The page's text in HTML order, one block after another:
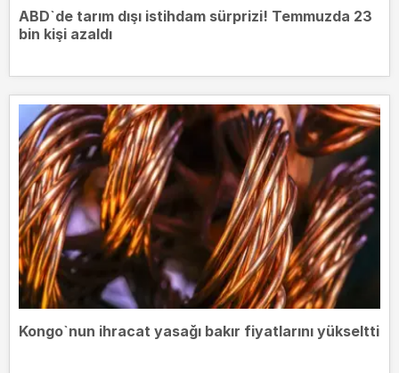
ABD`de tarım dışı istihdam sürprizi! Temmuzda 23
bin kişi azaldı
Kongo`nun ihracat yasağı bakır fiyatlarını yükseltti